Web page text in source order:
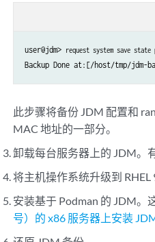
user@jdm> request system save
Backup Done at:[/host/tmp/jdm-
此步骤将备份 JDM 配置和
MAC 地址的一部分。
卸载每台服务器上的 JDM。
将主机操作系统升级到 RHEL
安装基于 Podman 的 JDM
号）的 x86 服务器上安装